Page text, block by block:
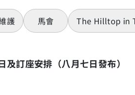
護 馬會 The Hilltop in
訂座安排（八月七日發布）